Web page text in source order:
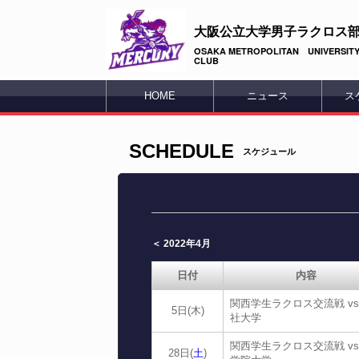
大阪公立大学男子ラクロス
OSAKA METROPOLITAN
CLUB
HOME ニュース ス
SCHEDULE スケジュール
＜ 2022年4月
日付 内容
5日(木)
関西学生ラクロス交流戦
社大学
28日(土)
関西学生ラクロス交流戦